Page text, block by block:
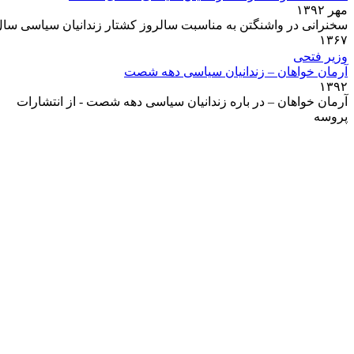
مهر ۱۳۹۲
سخنرانى در واشنگتن به مناسبت سالروز کشتار زندانيان سياسى
۱۳۶۷
وزیر فتحی
آرمان خواهان – زندانيان سياسى دهه شصت
۱۳۹۲
آرمان خواهان – در باره زندانيان سياسى دهه شصت - از انتشارات
پروسه